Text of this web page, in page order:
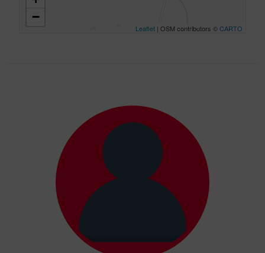
−
Leaflet| OSM contributors ©CARTO